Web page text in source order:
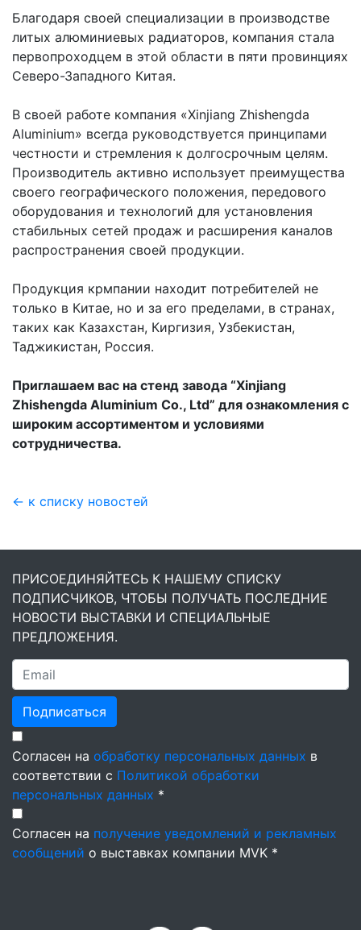
Благодаря своей специализации в производстве
литых алюминиевых радиаторов, компания стала
первопроходцем в этой области в пяти провинциях
Северо-Западного Китая.
В своей работе компания «Xinjiang Zhishengda
Aluminium» всегда руководствуется принципами
честности и стремления к долгосрочным целям.
Производитель активно использует преимущества
своего географического положения, передового
оборудования и технологий для установления
стабильных сетей продаж и расширения каналов
распространения своей продукции.
Продукция крмпании находит потребителей не
только в Китае, но и за его пределами, в странах,
таких как Казахстан, Киргизия, Узбекистан,
Таджикистан, Россия.
Приглашаем вас на стенд завода “Xinjiang
Zhishengda Aluminium Co., Ltd” для ознакомления с
широким ассортиментом и условиями
сотрудничества.
← к списку новостей
ПРИСОЕДИНЯЙТЕСЬ К НАШЕМУ СПИСКУ
ПОДПИСЧИКОВ, ЧТОБЫ ПОЛУЧАТЬ ПОСЛЕДНИЕ
НОВОСТИ ВЫСТАВКИ И СПЕЦИАЛЬНЫЕ
ПРЕДЛОЖЕНИЯ.
Подписаться
Согласен на обработку персональных данных в
соответствии с Политикой обработки
персональных данных *
Согласен на получение уведомлений и рекламных
сообщений о выставках компании MVK *